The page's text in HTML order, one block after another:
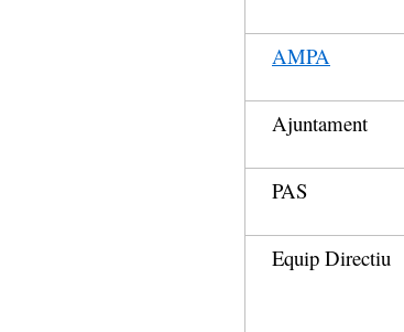
AMPA
Ajuntament
PAS
Equip Directiu